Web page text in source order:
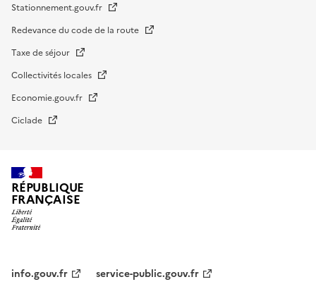
Stationnement.gouv.fr
Redevance du code de la route
Taxe de séjour
Collectivités locales
Economie.gouv.fr
Ciclade
RÉPUBLIQUE
FRANÇAISE
institutionnel
info.gouv.fr service-public.gouv.fr